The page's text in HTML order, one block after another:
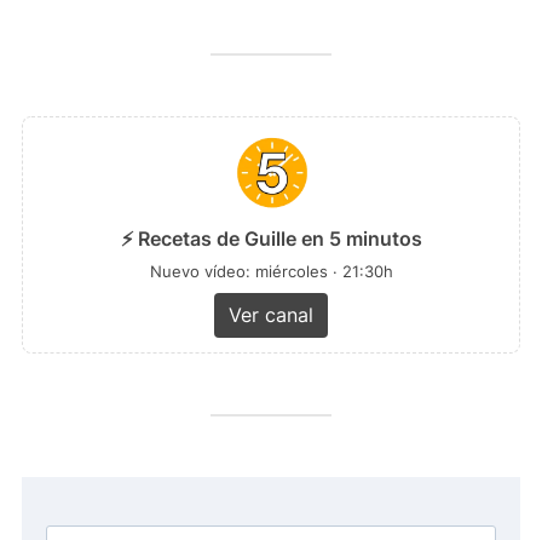
⚡ Recetas de Guille en 5 minutos
Nuevo vídeo: miércoles · 21:30h
Ver canal